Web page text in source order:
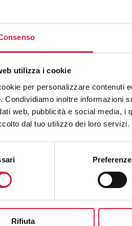
utilizza i cookie
per personalizzare contenuti
Condividiamo inoltre informazioni
web, pubblicità e social media, i
dal tuo utilizzo dei loro servizi.
Preferenze
Rifiuta
Liguria -
ASL
Corso